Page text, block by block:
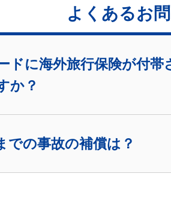
よくあるお
ドに海外旅行保険が付
か？
での事故の補償は？